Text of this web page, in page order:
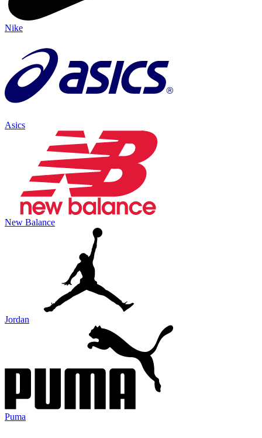
Nike
Asics
New Balance
Jordan
Puma